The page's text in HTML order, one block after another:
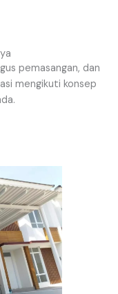
pemasangan, dan
mengikuti konsep